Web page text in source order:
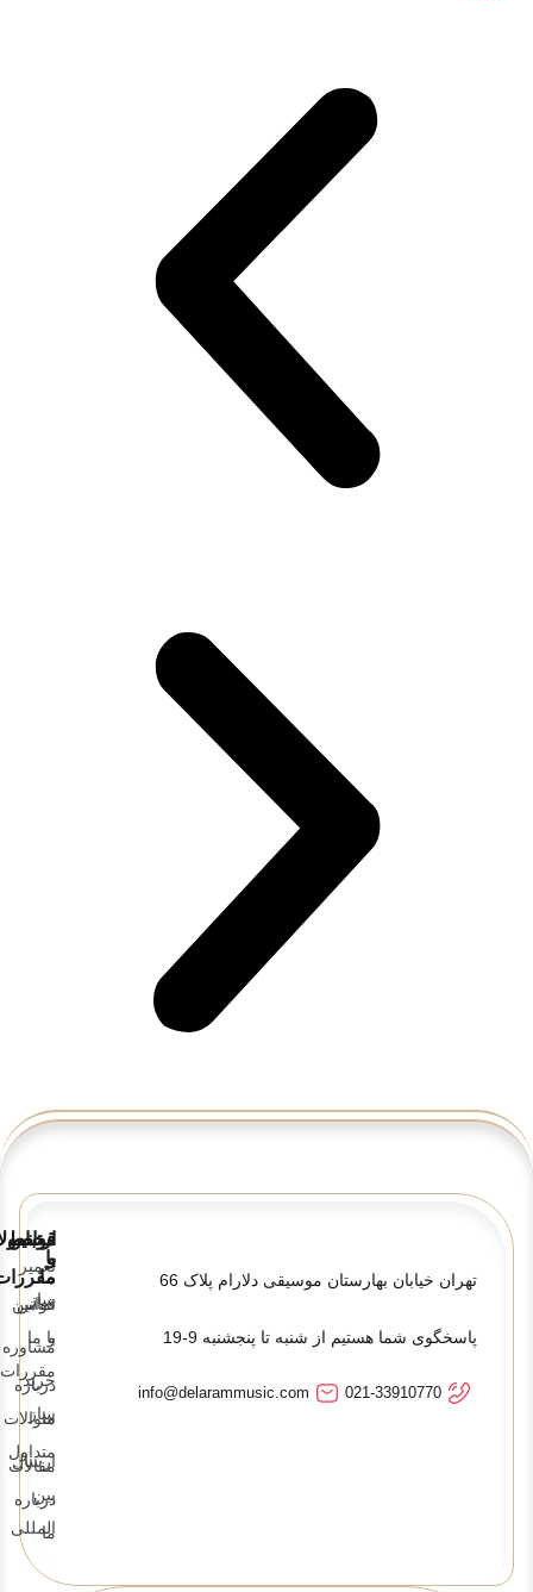
تهران خیابان بهارستان موسیقی دلارام پلاک 66
پاسخگوی شما هستیم از شنبه تا پنجشنبه 9-19
021-33910770
info@delarammusic.com
تعمیر
ساز
مشاوره
خرید
ساز
ارسال
بین
المللی
قوانین
و
قوانین
و
مقررات
سوالات
متداول
درباره
ما
ارتباط
با
ما
تماس
با ما
درباره
ما
مقالات